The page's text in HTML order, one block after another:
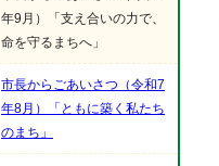
年9月）「支え合いの力で、
命を守るまちへ」
市長からごあいさつ（令和7
年8月）「ともに築く私たち
のまち」